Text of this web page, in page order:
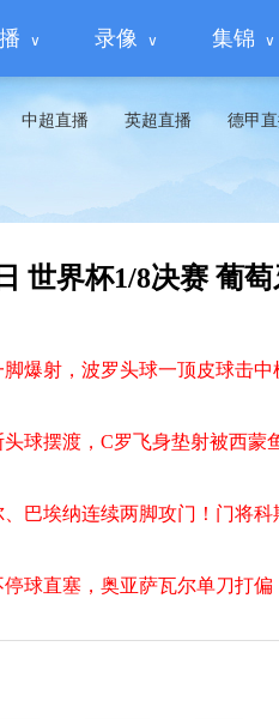
录像 集锦
中超直播 英超直播 德甲
世界杯1/8决赛 葡
爆射，波罗头球一顶皮球击中
球摆渡，C罗飞身垫射被西蒙
巴埃纳连续两脚攻门！门将科
球直塞，奥亚萨瓦尔单刀打偏